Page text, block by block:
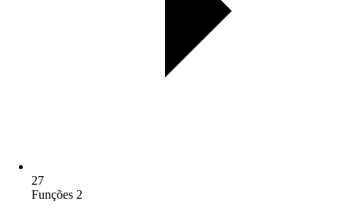
27
Funções 2